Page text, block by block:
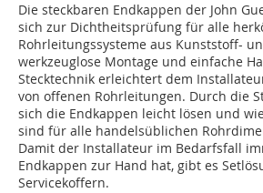
Die steckbaren Endkappen der John
sich zur Dichtheitsprüfung für alle
Rohrleitungssysteme aus Kunststoff-
werkzeuglose Montage und einfache
Stecktechnik erleichtert dem
von offenen Rohrleitungen. Durch die
sich die Endkappen leicht lösen und
sind für alle handelsüblichen
Damit der Installateur im Bedarfsfall
Endkappen zur Hand hat, gibt es
Servicekoffern.